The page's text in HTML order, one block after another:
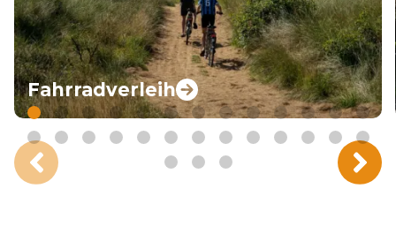
Fahrradverleih